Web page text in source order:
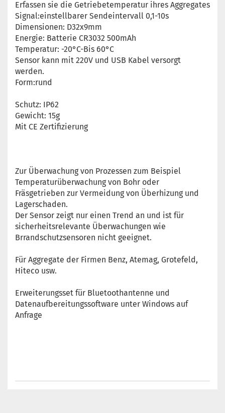
Erfassen sie die Getriebetemperatur ihres Aggregates
Signal:einstellbarer Sendeintervall 0,1-10s
Dimensionen: D32x9mm
Energie: Batterie CR3032 500mAh
Temperatur: -20°C-Bis 60°C
Sensor kann mit 220V und USB Kabel versorgt
werden.
Form:rund
Schutz: IP62
Gewicht: 15g
Mit CE Zertifizierung
Zur Überwachung von Prozessen zum Beispiel
Temperaturüberwachung von Bohr oder
Fräsgetrieben zur Vermeidung von Überhizung und
Lagerschaden.
Der Sensor zeigt nur einen Trend an und ist für
sicherheitsrelevante Überwachungen wie
Brrandschutzsensoren nicht geeignet.
Für Aggregate der Firmen Benz, Atemag, Grotefeld,
Hiteco usw.
Erweiterungsset für Bluetoothantenne und
Datenaufbereitungssoftware unter Windows auf
Anfrage